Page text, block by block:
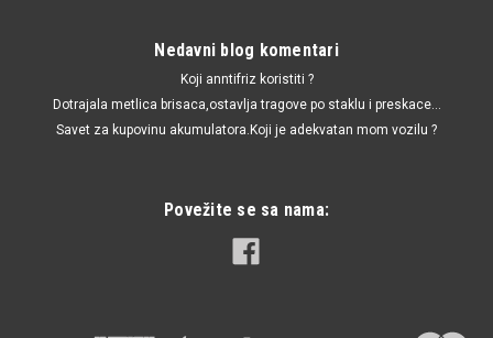
Nedavni blog komentari
Koji anntifriz koristiti ?
Dotrajala metlica brisaca,ostavlja tragove po staklu i preskace...
Savet za kupovinu akumulatora.Koji je adekvatan mom vozilu ?
Povežite se sa nama: